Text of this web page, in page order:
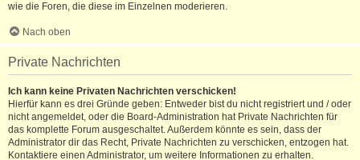
wie die Foren, die diese im Einzelnen moderieren.
Nach oben
Private Nachrichten
Ich kann keine Privaten Nachrichten verschicken!
Hierfür kann es drei Gründe geben: Entweder bist du nicht registriert und / oder
nicht angemeldet, oder die Board-Administration hat Private Nachrichten für
das komplette Forum ausgeschaltet. Außerdem könnte es sein, dass der
Administrator dir das Recht, Private Nachrichten zu verschicken, entzogen hat.
Kontaktiere einen Administrator, um weitere Informationen zu erhalten.